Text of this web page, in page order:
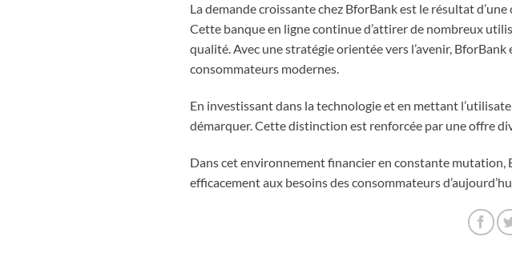
La demande croissante chez BforBank est le résultat
Cette banque en ligne continue d’attirer de nombreux
qualité. Avec une stratégie orientée vers l’avenir,
consommateurs modernes.
En investissant dans la technologie et en mettant
démarquer. Cette distinction est renforcée par une offre
Dans cet environnement financier en constante
efficacement aux besoins des consommateurs